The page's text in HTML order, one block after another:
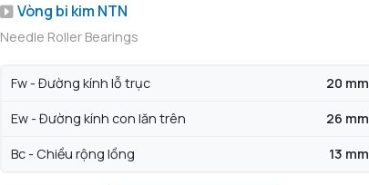
Vòng bi kim NTN
Needle Roller Bearings
Fw - Đường kính lỗ trục 20 mm
Ew - Đường kính con lăn trên 26 mm
Bc - Chiều rộng lồng 13 mm